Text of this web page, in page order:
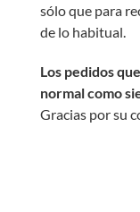
sólo que para
de lo habitual.
Los pedidos
normal como
Gracias por su